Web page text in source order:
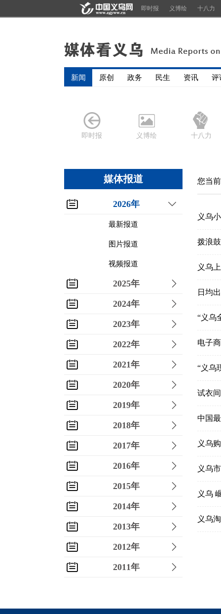
即时报 义博绘 十八力
新闻 原创 政务 民生 资讯 评
即时报 义博绘 十八力
媒体报道
2026年
最新报道
图片报道
视频报道
2025年
2024年
2023年
2022年
2021年
2020年
2019年
2018年
2017年
2016年
2015年
2014年
2013年
2012年
2011年
2009年
您当
义乌
拨浪
义乌
日均
“义乌
电子
“义乌
试衣
中国
义乌
义乌
义乌
义乌